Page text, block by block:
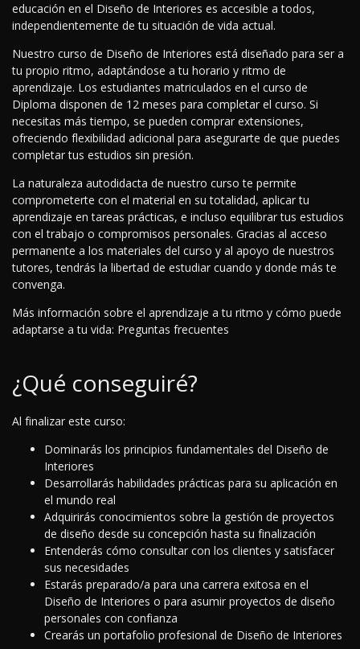
educación en el Diseño de Interiores es accesible a todos,
independientemente de tu situación de vida actual.
Nuestro curso de Diseño de Interiores está diseñado para ser a
tu propio ritmo, adaptándose a tu horario y ritmo de
aprendizaje. Los estudiantes matriculados en el curso de
Diploma disponen de 12 meses para completar el curso. Si
necesitas más tiempo, se pueden comprar extensiones,
ofreciendo flexibilidad adicional para asegurarte de que puedes
completar tus estudios sin presión.
La naturaleza autodidacta de nuestro curso te permite
comprometerte con el material en su totalidad, aplicar tu
aprendizaje en tareas prácticas, e incluso equilibrar tus estudios
con el trabajo o compromisos personales. Gracias al acceso
permanente a los materiales del curso y al apoyo de nuestros
tutores, tendrás la libertad de estudiar cuando y donde más te
convenga.
Más información sobre el aprendizaje a tu ritmo y cómo puede
adaptarse a tu vida: Preguntas frecuentes
¿Qué conseguiré?
Al finalizar este curso:
Dominarás los principios fundamentales del Diseño de
Interiores
Desarrollarás habilidades prácticas para su aplicación en
el mundo real
Adquirirás conocimientos sobre la gestión de proyectos
de diseño desde su concepción hasta su finalización
Entenderás cómo consultar con los clientes y satisfacer
sus necesidades
Estarás preparado/a para una carrera exitosa en el
Diseño de Interiores o para asumir proyectos de diseño
personales con confianza
Crearás un portafolio profesional de Diseño de Interiores